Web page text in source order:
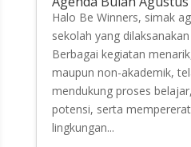
Halo Be Winners, simak
sekolah yang
Berbagai kegiatan
maupun non-akademik,
mendukung proses
potensi, serta
lingkungan...